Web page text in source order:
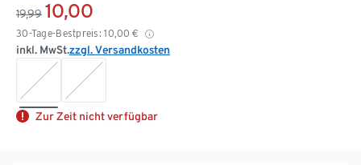
19,99 10,00
30-Tage-Bestpreis: 10,00 €
inkl. MwSt.zzgl. Versandkosten
Zur Zeit nicht verfügbar